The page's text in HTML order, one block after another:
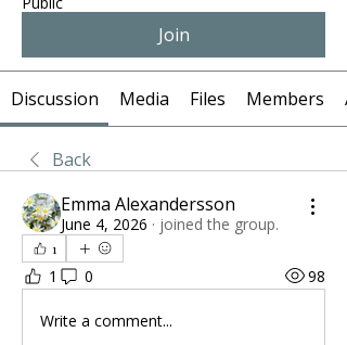
Join
Discussion Media Files Members
Back
Emma Alexandersson
June 4, 2026 · joined the group.
1
1 0 98
Write a comment...